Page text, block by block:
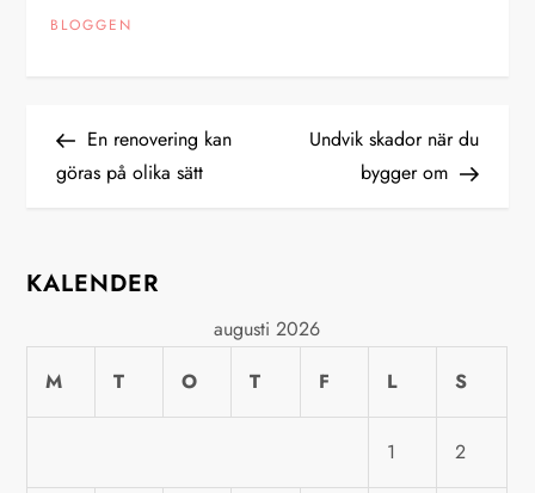
BLOGGEN
I
l
g
g
Previous
Post
En renovering kan
göras på olika sätt
Next
Undvik skador när du
bygger om
KALENDER
augusti 2026
M
T O T F L S
1 2